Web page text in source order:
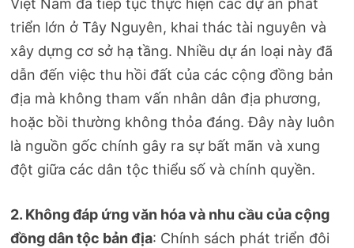
Việt Nam đã tiếp tục thực hiện các dự án phát
triển lớn ở Tây Nguyên, khai thác tài nguyên và
xây dựng cơ sở hạ tầng. Nhiều dự án loại này đã
dẫn đến việc thu hồi đất của các cộng đồng bản
địa mà không tham vấn nhân dân địa phương,
hoặc bồi thường không thỏa đáng. Đây này luôn
là nguồn gốc chính gây ra sự bất mãn và xung
đột giữa các dân tộc thiểu số và chính quyền.
2. Không đáp ứng văn hóa và nhu cầu của cộng
đồng dân tộc bản địa: Chính sách phát triển đôi